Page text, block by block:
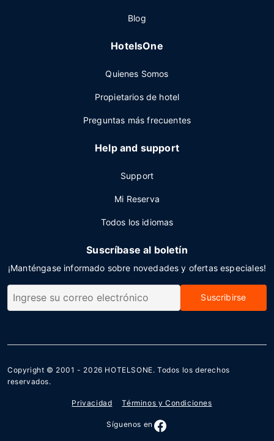
Blog
HotelsOne
Quienes Somos
Propietarios de hotel
Preguntas más frecuentes
Help and support
Support
Mi Reserva
Todos los idiomas
Suscríbase al boletín
¡Manténgase informado sobre novedades y ofertas especiales!
Suscribirse
Copyright © 2001 - 2026 HOTELSONE. Todos los derechos
reservados.
Privacidad Términos y Condiciones
Síguenos en